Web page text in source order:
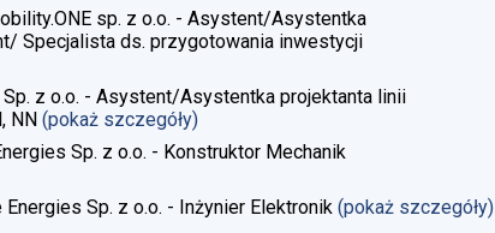
sp. z o.o. - Asystent/Asystentka
Specjalista ds. przygotowania inwestycji
z o.o. - Asystent/Asystentka projektanta linii
NN (pokaż szczegóły)
Sp. z o.o. - Konstruktor Mechanik
Sp. z o.o. - Inżynier Elektronik (pokaż szczegóły)